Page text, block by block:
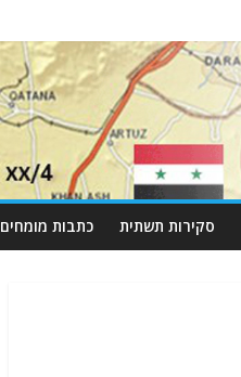
סקירות תשתית כתבות מומחים